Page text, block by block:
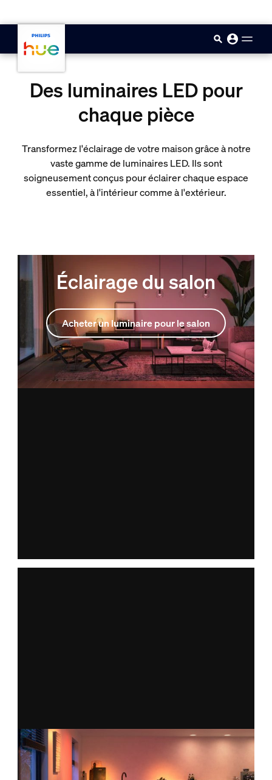
Des luminaires LED pour
chaque pièce
Transformez l'éclairage de votre maison grâce à notre
vaste gamme de luminaires LED. Ils sont
soigneusement conçus pour éclairer chaque espace
essentiel, à l'intérieur comme à l'extérieur.
Éclairage du salon
Acheter un luminaire pour le salon